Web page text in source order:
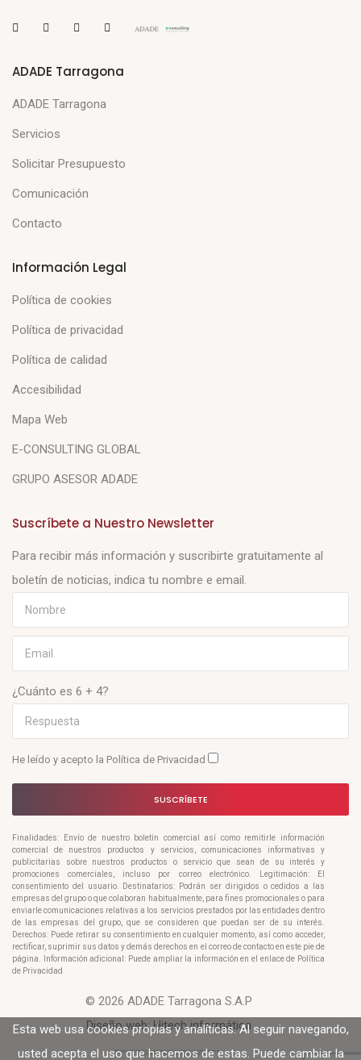
ADADE Tarragona
ADADE Tarragona
Servicios
Solicitar Presupuesto
Comunicación
Contacto
Información Legal
Política de cookies
Política de privacidad
Política de calidad
Accesibilidad
Mapa Web
E-CONSULTING GLOBAL
GRUPO ASESOR ADADE
Suscríbete a Nuestro Newsletter
Para recibir más información y suscribirte gratuitamente al
boletín de noticias, indica tu nombre e email.
¿Cuánto es 6 + 4?
He leído y acepto la Política de Privacidad
SUSCRÍBETE
Finalidades: Envío de nuestro boletín comercial así como remitirle información
comercial de nuestros productos y servicios, comunicaciones informativas y
publicitarias sobre nuestros productos o servicio que sean de su interés y
promociones comerciales, incluso por correo electrónico. Legitimación: El
consentimiento del usuario. Destinatarios: Podrán ser dirigidos o cedidos a las
empresas del grupo o que colaboran habitualmente, para fines promocionales o para
enviarle comunicaciones relativas a los servicios prestados por las entidades dentro
de las empresas del grupo, que se consideren que puedan ser de su interés.
Derechos: Puede retirar su consentimiento en cualquier momento, así como acceder,
rectificar, suprimir sus datos y demás derechos en el correo de contacto en este pie de
página. Información adicional: Puede ampliar la información en el enlace de Política
de Privacidad
© 2026 ADADE Tarragona S.A.P
Diseño web:Hitech informática
Esta web usa cookies propias y analíticas. Al seguir navegando,
usted acepta el uso que hacemos de estas. Puede cambiar la